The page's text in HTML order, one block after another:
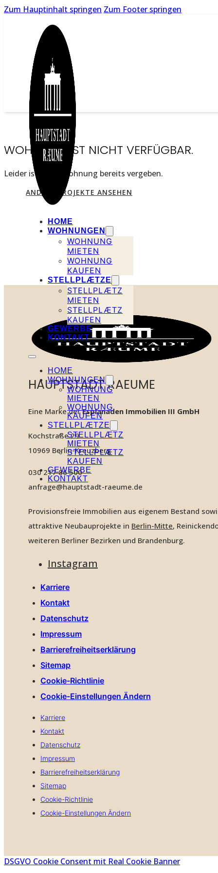
Zum Hauptinhalt springen Zum Footer springen
HOME
WOHNUNGEN
WOHNUNG
MIETEN
WOHNUNG
KAUFEN
STELLPLÆTZE
STELLPLÆTZ
MIETEN
STELLPLÆTZ
KAUFEN
GEWERBE
KONTAKT
HOME
WOHNUNGEN
WOHNUNG
MIETEN
WOHNUNG
KAUFEN
STELLPLÆTZE
STELLPLÆTZ
MIETEN
STELLPLÆTZ
KAUFEN
GEWERBE
KONTAKT
WOHNUNG IST NICHT VERFÜGBAR.
Leider ist diese Wohnung bereits vergeben.
ANDERE PROJEKTE ANSEHEN
HAUPTSTADT RAEUME
Eine Marke derEsplanaden Immobilien III GmbH
Kochstraße 29
10969 Berlin-Kreuzberg
030 217 86 500
anfrage@hauptstadt-raeume.de
Provisionsfreie Immobilien aus eigenem Bestand
attraktive Neubauprojekte in Berlin-Mitte,
weiteren Berliner Bezirken und Brandenburg.
Instagram
Karriere
Kontakt
Datenschutz
Impressum
Barrierefreiheitserklärung
Sitemap
Cookie-Richtlinie
Cookie-Einstellungen Ändern
Karriere
Kontakt
Datenschutz
Impressum
Barrierefreiheitserklärung
Sitemap
Cookie-Richtlinie
Cookie-Einstellungen Ändern
DSGVO Cookie Consent mit Real Cookie Banner